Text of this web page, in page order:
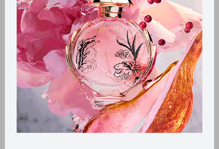
Retiros gratuitos en tiendas
Productos que te pueden interesar